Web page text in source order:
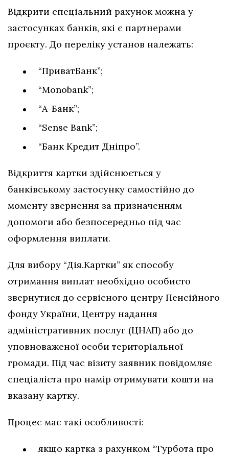
Відкрити спеціальний рахунок можна у
застосунках банків, які є партнерами
проєкту. До переліку установ належать:
“ПриватБанк”;
“Monobank”;
“А-Банк”;
“Sense Bank”;
“Банк Кредит Дніпро”.
Відкриття картки здійснюється у
банківському застосунку самостійно до
моменту звернення за призначенням
допомоги або безпосередньо під час
оформлення виплати.
Для вибору “Дія.Картки” як способу
отримання виплат необхідно особисто
звернутися до сервісного центру Пенсійного
фонду України, Центру надання
адміністративних послуг (ЦНАП) або до
уповноваженої особи територіальної
громади. Під час візиту заявник повідомляє
спеціаліста про намір отримувати кошти на
вказану картку.
Процес має такі особливості:
якщо картка з рахунком “Турбота про